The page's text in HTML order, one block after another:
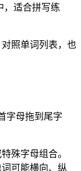
，适合拼写练
照单词列表，也
字母拖到尾字
殊字母组合。
可能横向、纵